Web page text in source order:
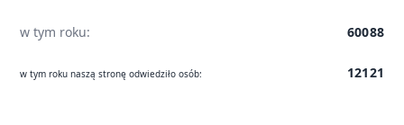
w tym roku: 60088
w tym roku naszą stronę odwiedziło osób: 12121